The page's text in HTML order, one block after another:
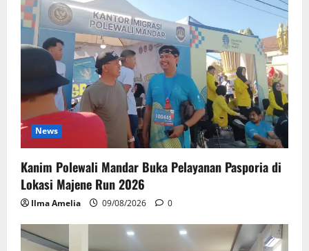
News
Kanim Polewali Mandar Buka Pelayanan Pasporia di
Lokasi Majene Run 2026
Ilma Amelia 09/08/2026 0